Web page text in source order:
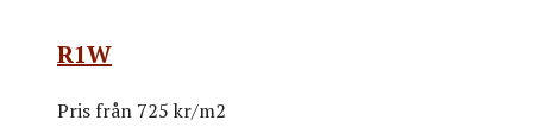
R1W
Pris från 725 kr/m2